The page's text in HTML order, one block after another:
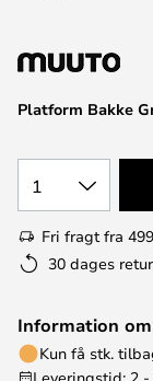
Platform Bakke
1
Fri fragt fra
30 dages
Information
Kun få stk.